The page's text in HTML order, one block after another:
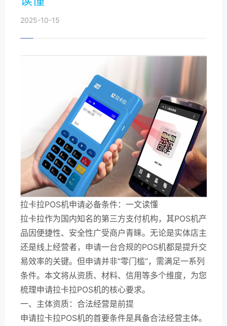
2025-10-15
拉卡拉POS机申请必备条件：一文读懂
拉卡拉作为国内知名的第三方支付机构，其POS机产
品因便捷性、安全性广受商户青睐。无论是实体店主
还是线上经营者，申请一台合规的POS机都是提升交
易效率的关键。但申请并非“零门槛”，需满足一系列
条件。本文将从资质、材料、信用等多个维度，为您
梳理申请拉卡拉POS机的核心要求。
一、主体资质：合法经营是前提
申请拉卡拉POS机的首要条件是具备合法经营主体。